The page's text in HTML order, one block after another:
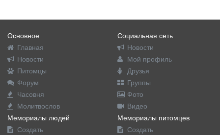
Основное
Главная
Новости
Питомцы
Форум
Часовня
Молитвослов
Социальная сеть
Новости
Мой профиль
Друзья
Группы
Фото
Видео
Мемориалы людей
Создать
Мемориалы питомцев
Создать